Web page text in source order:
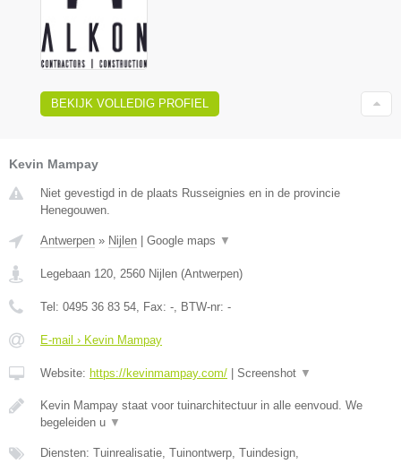
BEKIJK VOLLEDIG PROFIEL
Kevin Mampay
Niet gevestigd in de plaats Russeignies en in de provincie
Henegouwen.
Antwerpen » Nijlen | Google maps ▼
Legebaan 120 2560 Nijlen (Antwerpen)
Tel: 0495 36 83 54 , Fax: - , BTW-nr: -
E-mail › Kevin Mampay
Website: https://kevinmampay.com/ | Screenshot ▼
Kevin Mampay staat voor tuinarchitectuur in alle eenvoud. We
begeleiden u ▼
Diensten: Tuinrealisatie, Tuinontwerp, Tuindesign,